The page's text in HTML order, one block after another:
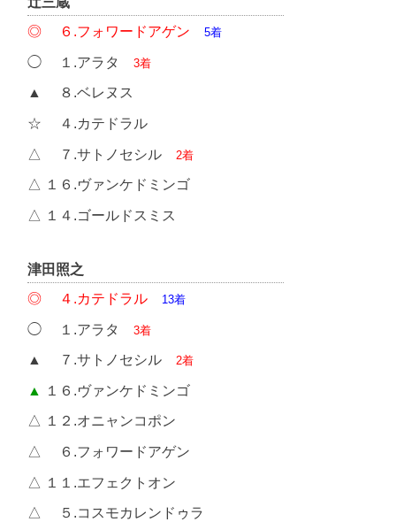
◎ ６.フォワードアゲン 5着
◯ １.アラタ3着
▲ ８.ベレヌス
☆ ４.カテドラル
△ ７.サトノセシル 2着
△ １６.ヴァンケドミンゴ
△ １４.ゴールドスミス
津田照之
◎ ４.カテドラル 13着
◯ １.アラタ3着
▲ ７.サトノセシル 2着
▲ １６.ヴァンケドミンゴ
△ １２.オニャンコポン
△ ６.フォワードアゲン
△ １１.エフェクトオン
△ ５.コスモカレンドゥラ